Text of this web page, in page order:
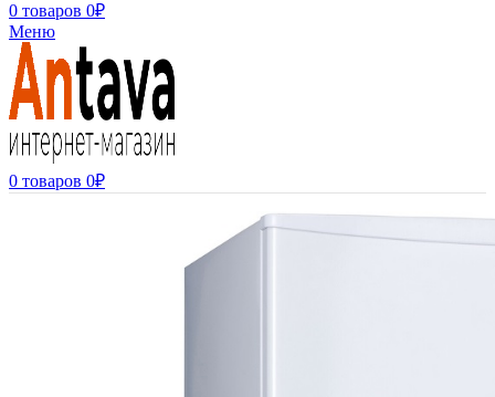
0 товаров 0₽
Меню
0 товаров 0₽